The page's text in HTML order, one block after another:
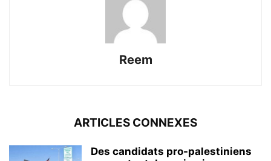
Reem
ARTICLES CONNEXES
Des candidats pro-palestiniens